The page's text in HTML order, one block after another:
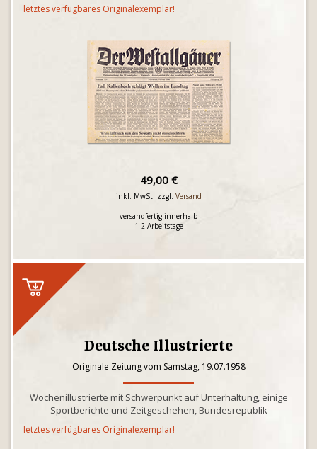
letztes verfügbares Originalexemplar!
49,00 €
inkl. MwSt. zzgl. Versand
versandfertig innerhalb
1-2 Arbeitstage
Deutsche Illustrierte
Originale Zeitung vom Samstag, 19.07.1958
Wochenillustrierte mit Schwerpunkt auf Unterhaltung, einige
Sportberichte und Zeitgeschehen, Bundesrepublik
letztes verfügbares Originalexemplar!